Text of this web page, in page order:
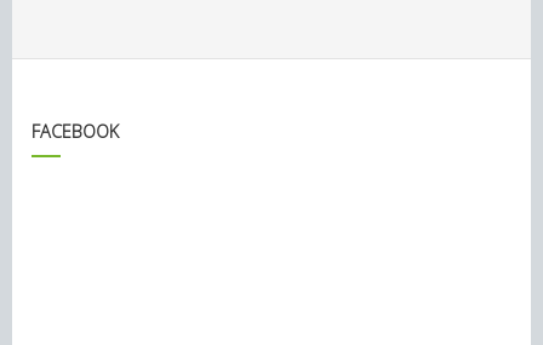
FACEBOOK